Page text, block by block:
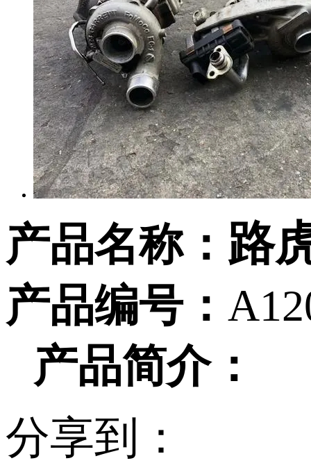
产品名称： 路
产品编号：
产品简介：
分享到：